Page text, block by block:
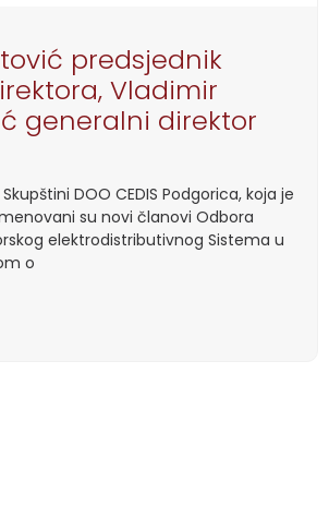
predsjednik
Vladimir
generalni direktor
DOO CEDIS Podgorica, koja je
su novi članovi Odbora
elektrodistributivnog Sistema u
o